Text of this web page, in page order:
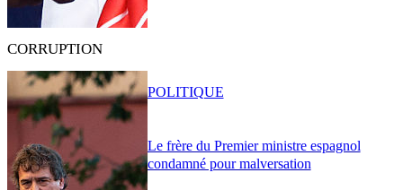
CORRUPTION
Le frère du Premier ministre espagnol
condamné pour malversation
POLITIQUE